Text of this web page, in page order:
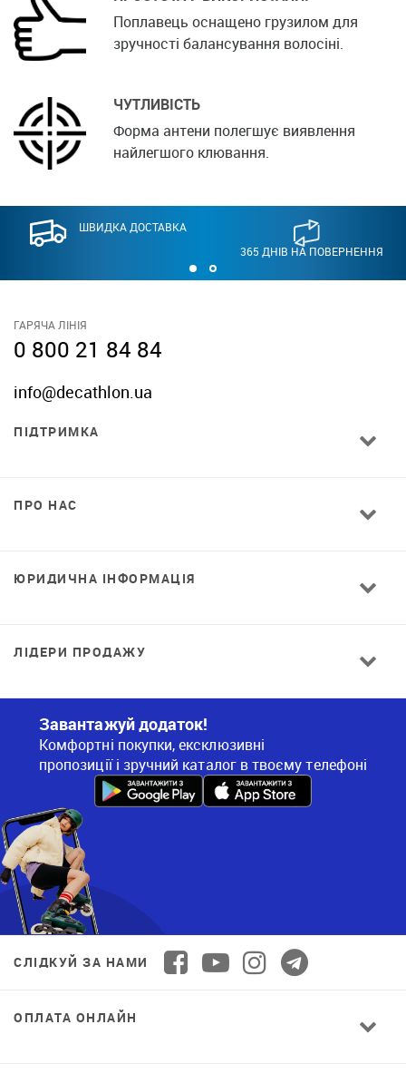
Поплавець оснащено грузилом для
зручності балансування волосіні.
ЧУТЛИВІСТЬ
Форма антени полегшує виявлення
найлегшого клювання.
ШВИДКА ДОСТАВКА
365 ДНІВ НА ПОВЕРНЕННЯ
ГАРЯЧА ЛІНІЯ
0 800 21 84 84
info@decathlon.ua
ПІДТРИМКА
ПРО НАС
ЮРИДИЧНА ІНФОРМАЦІЯ
ЛІДЕРИ ПРОДАЖУ
Завантажуй додаток!
Комфортні покупки, ексклюзивні
пропозиції і зручний каталог в твоєму телефоні
СЛІДКУЙ ЗА НАМИ
ОПЛАТА ОНЛАЙН